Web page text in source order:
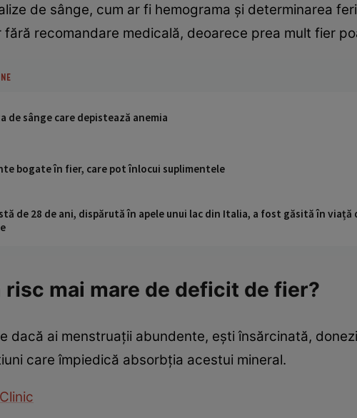
de sânge, cum ar fi hemograma și determinarea
fără recomandare medicală, deoarece prea mult fier
de sânge care depistează anemia
bogate în fier, care pot înlocui suplimentele
de 28 de ani, dispărută în apele unui lac din Italia, a fost găsită în
risc mai mare de deficit de fier?
dacă ai menstruații abundente, ești însărcinată,
care împiedică absorbția acestui mineral.